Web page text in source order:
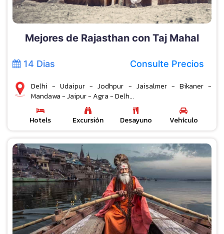
Mejores de Rajasthan con Taj Mahal
14 Dias Consulte Precios
Delhi - Udaipur - Jodhpur - Jaisalmer - Bikaner -
Mandawa - Jaipur - Agra - Delh...
Hotels Excursión Desayuno Vehículo